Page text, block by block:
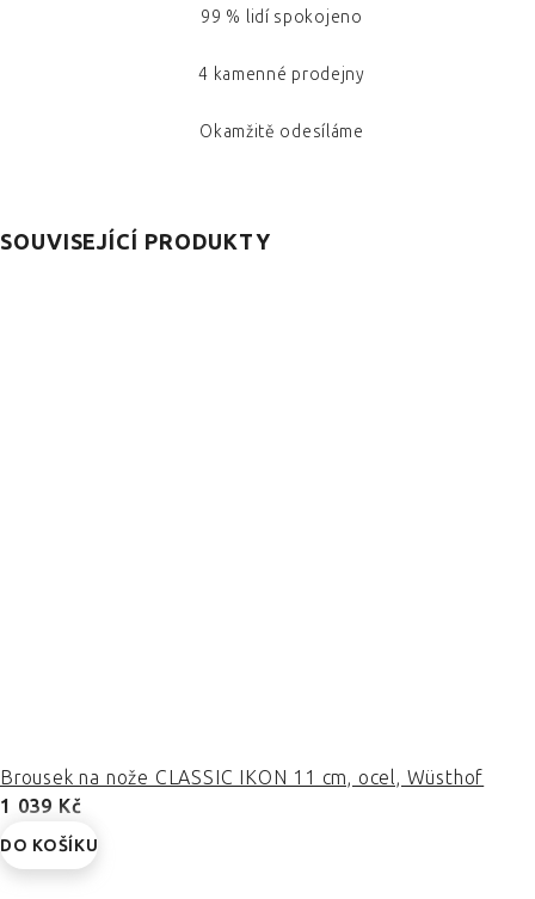
99 % lidí spokojeno
4 kamenné prodejny
Okamžitě odesíláme
SOUVISEJÍCÍ PRODUKTY
Brousek na nože CLASSIC IKON 11 cm, ocel, Wüsthof
1 039 Kč
DO KOŠÍKU